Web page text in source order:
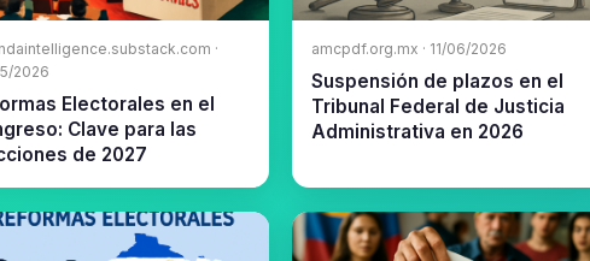
·
2026
Electorales en el
Clave para las
de 2027
amcpdf.org.mx · 11/06/2026
Suspensión de plazos en el
Tribunal Federal de Justicia
Administrativa en 2026